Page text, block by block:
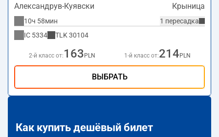
Александрув-Куявски Крыница
1 пересадка
10ч 58мин
IC 5334 TLK 30104
2-й класс от: 163 PLN 1-й класс от:214 PLN
ВЫБРАТЬ
Как купить дешёвый билет